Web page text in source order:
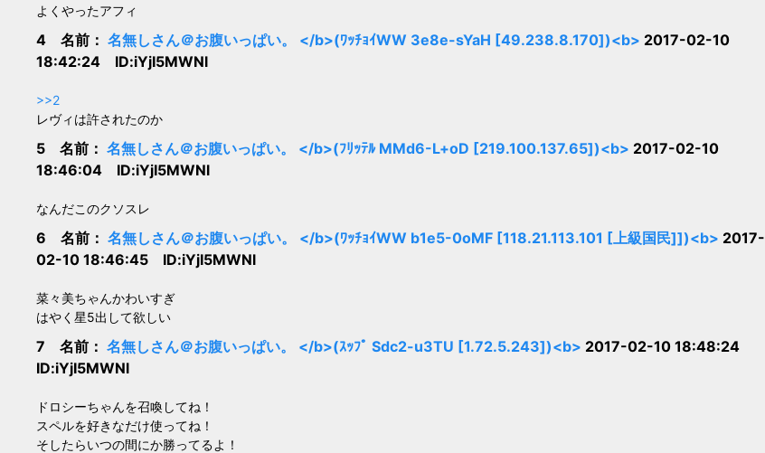
よくやったアフィ
4 名前： 名無しさん＠お腹いっぱい。 </b>(ﾜｯﾁｮｲWW 3e8e-sYaH [49.238.8.170])<b> 2017-02-10
18:42:24 ID:iYjI5MWNl
>>2
レヴィは許されたのか
5 名前： 名無しさん＠お腹いっぱい。 </b>(ﾌﾘｯﾃﾙ MMd6-L+oD [219.100.137.65])<b> 2017-02-10
18:46:04 ID:iYjI5MWNl
なんだこのクソスレ
6 名前： 名無しさん＠お腹いっぱい。 </b>(ﾜｯﾁｮｲWW b1e5-0oMF [118.21.113.101 [上級国民]])<b> 2017-
02-10 18:46:45 ID:iYjI5MWNl
菜々美ちゃんかわいすぎ
はやく星5出して欲しい
7 名前： 名無しさん＠お腹いっぱい。 </b>(ｽｯﾌﾟ Sdc2-u3TU [1.72.5.243])<b> 2017-02-10 18:48:24
ID:iYjI5MWNl
ドロシーちゃんを召喚してね！
スペルを好きなだけ使ってね！
そしたらいつの間にか勝ってるよ！